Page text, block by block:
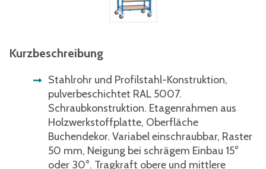
Kurzbeschreibung
Stahlrohr und Profilstahl-Konstruktion,
pulverbeschichtet RAL 5007.
Schraubkonstruktion. Etagenrahmen aus
Holzwerkstoffplatte, Oberfläche
Buchendekor. Variabel einschraubbar, Raster
50 mm, Neigung bei schrägem Einbau 15°
oder 30°. Tragkraft obere und mittlere